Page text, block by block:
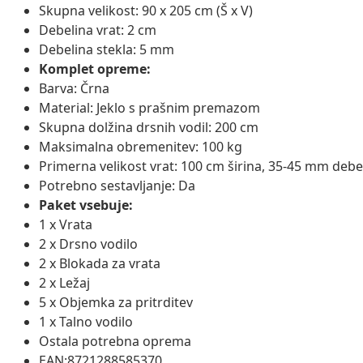
Skupna velikost: 90 x 205 cm (Š x V)
Debelina vrat: 2 cm
Debelina stekla: 5 mm
Komplet opreme:
Barva: Črna
Material: Jeklo s prašnim premazom
Skupna dolžina drsnih vodil: 200 cm
Maksimalna obremenitev: 100 kg
Primerna velikost vrat: 100 cm širina, 35-45 mm
Potrebno sestavljanje: Da
Paket vsebuje:
1 x Vrata
2 x Drsno vodilo
2 x Blokada za vrata
2 x Ležaj
5 x Objemka za pritrditev
1 x Talno vodilo
Ostala potrebna oprema